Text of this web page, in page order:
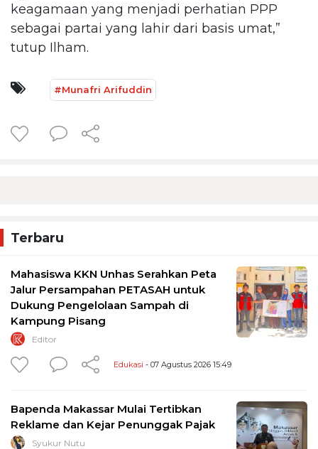
keagamaan yang menjadi perhatian PPP
sebagai partai yang lahir dari basis umat,”
tutup Ilham.
#Munafri Arifuddin
Terbaru
Mahasiswa KKN Unhas Serahkan Peta
Jalur Persampahan PETASAH untuk
Dukung Pengelolaan Sampah di
Kampung Pisang
Editor
Edukasi - 07 Agustus 2026 15:49
Bapenda Makassar Mulai Tertibkan
Reklame dan Kejar Penunggak Pajak
Syukur Nutu